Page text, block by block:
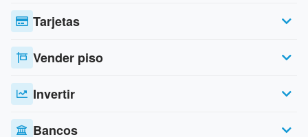
Tarjetas
Vender piso
Invertir
Bancos